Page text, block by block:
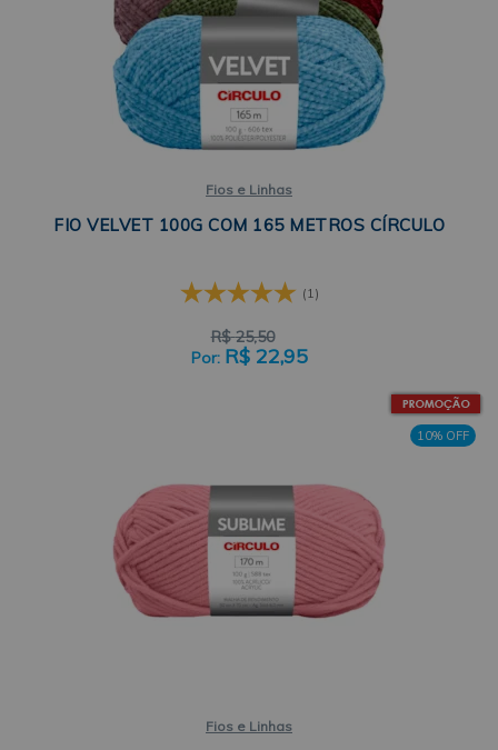
Fios e Linhas
FIO VELVET 100G COM 165 METROS CÍRCULO
(1)
R$ 25,50
R$ 22,95
10% OFF
Fios e Linhas